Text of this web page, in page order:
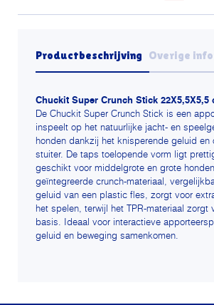
Productbeschrijving Overige
Chuckit Super Crunch Stick 22X5,5X5,5
De Chuckit Super Crunch Stick is een
inspeelt op het natuurlijke jacht- en
honden dankzij het knisperende geluid en
stuiter. De taps toelopende vorm ligt
geschikt voor middelgrote en grote
geïntegreerde crunch-materiaal,
geluid van een plastic fles, zorgt voor
het spelen, terwijl het TPR-materiaal zorgt
basis. Ideaal voor interactieve
geluid en beweging samenkomen.